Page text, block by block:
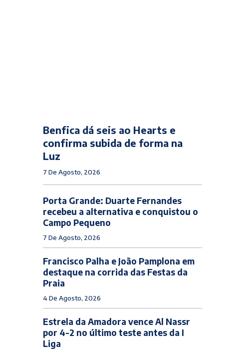
Benfica dá seis ao Hearts e
confirma subida de forma na
Luz
7 De Agosto, 2026
Porta Grande: Duarte Fernandes
recebeu a alternativa e conquistou o
Campo Pequeno
7 De Agosto, 2026
Francisco Palha e João Pamplona em
destaque na corrida das Festas da
Praia
4 De Agosto, 2026
Estrela da Amadora vence Al Nassr
por 4-2 no último teste antes da I
Liga